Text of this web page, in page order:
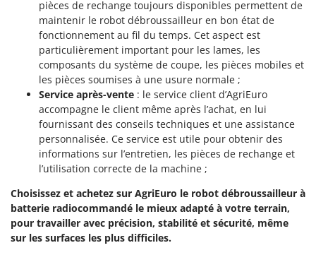
Rafraîchisseurs d'air par évaporation
Rampes de chargement en aluminium
Râpes à fromage électriques
Râteaux pour tracteur
Remplisseuses
Robots nettoyeurs de piscine
Robots Tondeuses
Rogneuses de souches
S
Scies à os
Scies à Ruban
Hailo
Helvi
Henx
HiKOKI
Honda
Idromatic
Il-Tec
Imperia
Infaco
pièces de rechange toujours disponibles permettent de
maintenir le robot débroussailleur en bon état de
fonctionnement au fil du temps. Cet aspect est
particulièrement important pour les lames, les
composants du système de coupe, les pièces mobiles et
les pièces soumises à une usure normale ;
Service après-vente : le service client d’AgriEuro
accompagne le client même après l’achat, en lui
fournissant des conseils techniques et une assistance
personnalisée. Ce service est utile pour obtenir des
informations sur l’entretien, les pièces de rechange et
l’utilisation correcte de la machine ;
Choisissez et achetez sur AgriEuro le robot débroussailleur à
batterie radiocommandé le mieux adapté à votre terrain,
pour travailler avec précision, stabilité et sécurité, même
sur les surfaces les plus difficiles.